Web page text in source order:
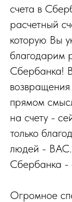
счета в
расчетный
которую Вы
благодарим
Сбербанка!
прямом
на счету -
только
людей - ВАС.
Сбербанка -
Огромное